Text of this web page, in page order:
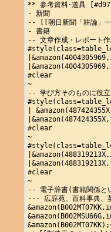
** 参考資料･道具
- 新聞
-- [[朝日新聞「耕論」
- 書籍
-- 文章作成・レポート作
#clear
~
-- 学び方そのものに役
|
#clear
~
#clear
~
-- 電子辞書(書籍関係と
--- 広辞苑、百科事典、